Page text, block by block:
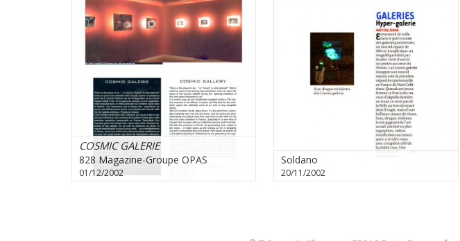
COSMIC GALERIE
828 Magazine-Groupe OPAS
01/12/2002
Soldano
20/11/2002